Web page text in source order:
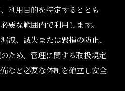
利用目的を特定するととも
要な範囲内で利用します。
洩、滅失または毀損の防止、
ため、管理に関する取扱規定
など必要な体制を確立し安全